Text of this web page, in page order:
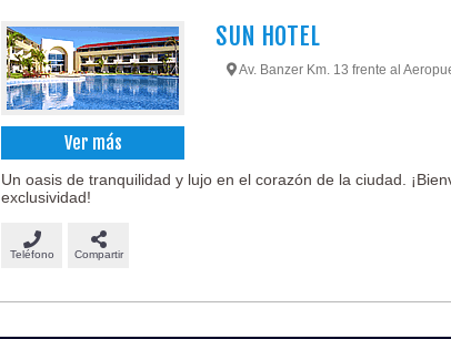
Ver más
SUN HOTEL
Av. Banzer Km. 13 frente al
Un oasis de tranquilidad y lujo en el corazón de la ciudad.
exclusividad!
Teléfono Compartir